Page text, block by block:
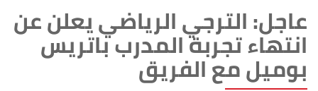
عاجل: الترجي الرياضي يعلن عن
انتهاء تجربة المدرب باتريس
بوميل مع الفريق